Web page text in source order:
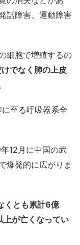
話障害、運動障害
細胞で増殖するの
でなく肺の上皮
至る呼吸器系全
12月に中国の武
爆発的に広がりま
くとも累計6億
が亡くなってい